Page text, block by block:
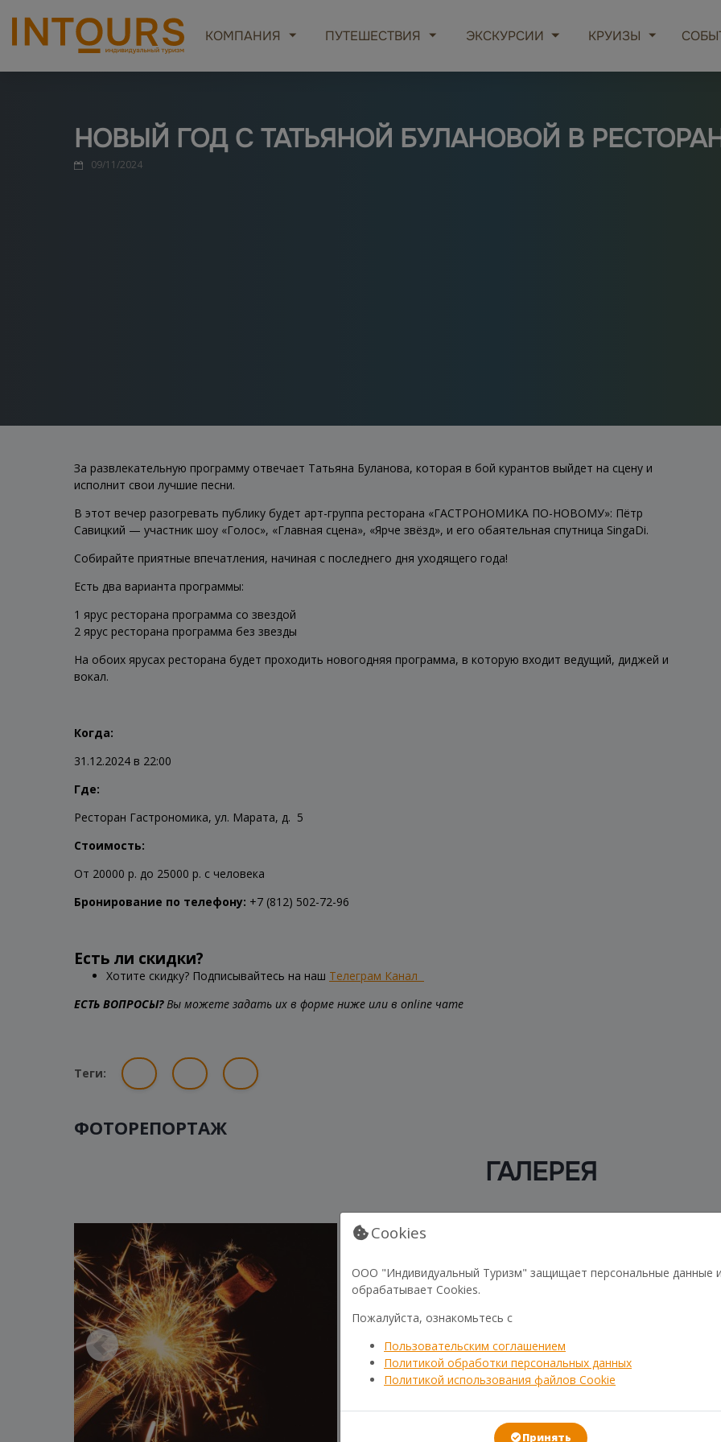
КОМПАНИЯ ПУТЕШЕСТВИЯ ЭКСКУРСИИ КРУИЗЫ
НОВЫЙ ГОД С ТАТЬЯНОЙ БУЛАНОВОЙ В
09/11/2024
За развлекательную программу отвечает Татьяна Буланова, которая в бой курантов выйдет на сцену и
исполнит свои лучшие песни.
В этот вечер разогревать публику будет арт-группа ресторана «ГАСТРОНОМИКА ПО-НОВОМУ»: Пётр
Савицкий — участник шоу «Голос», «Главная сцена», «Ярче звёзд», и его обаятельная спутница SingaDi.
Собирайте приятные впечатления, начиная с последнего дня уходящего года!
Есть два варианта программы:
1 ярус ресторана программа со звездой
2 ярус ресторана программа без звезды
На обоих ярусах ресторана будет проходить новогодняя программа, в которую входит ведущий, диджей и
вокал.
Когда:
31.12.2024 в 22:00
Где:
Ресторан Гастрономика, ул. Марата, д. 5
Стоимость:
От 20000 р. до 25000 р. с человека
Бронирование по телефону: +7 (812) 502-72-96
Есть ли скидки?
Хотите скидку? Подписывайтесь на наш Телеграм Канал
ЕСТЬ ВОПРОСЫ?Вы можете задать их в форме ниже или в online чате
Теги:
ФОТОРЕПОРТАЖ
ГАЛЕРЕЯ
Cookies
ООО "Индивидуальный Туризм" защищает персональные данные
обрабатывает Cookies.
Пожалуйста, ознакомьтесь с
Пользовательским соглашением
Политикой обработки персональных данных
Политикой использования файлов Cookie
Принять